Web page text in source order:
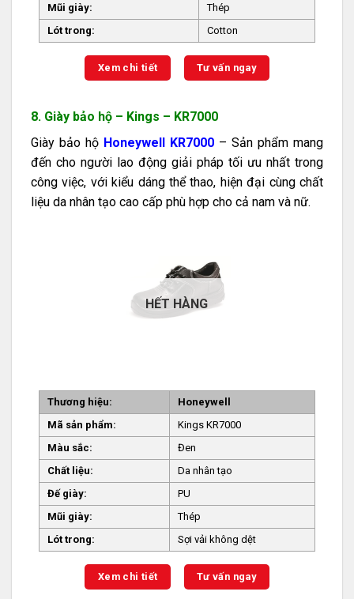
Mũi giày:
Thép
Lót trong:
Cotton
Xem chi tiết Tư vấn ngay
8. Giày bảo hộ – Kings – KR7000
Giày bảo hộ Honeywell KR7000 – Sản phẩm mang
đến cho người lao động giải pháp tối ưu nhất trong
công việc, với kiểu dáng thể thao, hiện đại cùng chất
liệu da nhân tạo cao cấp phù hợp cho cả nam và nữ.
HẾT HÀNG
Thương hiệu:
Honeywell
Mã sản phẩm:
Kings KR7000
Màu sắc:
Đen
Chất liệu:
Da nhân tạo
Đế giày:
PU
Mũi giày:
Thép
Lót trong:
Sợi vải không dệt
Xem chi tiết Tư vấn ngay